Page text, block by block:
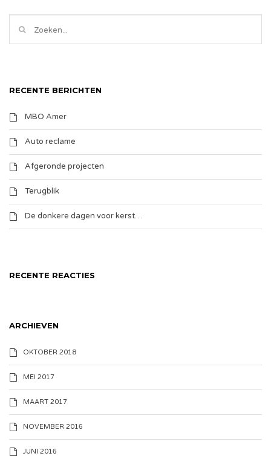
RECENTE BERICHTEN
MBO Amer
Auto reclame
Afgeronde projecten
Terugblik
De donkere dagen voor kerst…
RECENTE REACTIES
ARCHIEVEN
OKTOBER 2018
MEI 2017
MAART 2017
NOVEMBER 2016
JUNI 2016